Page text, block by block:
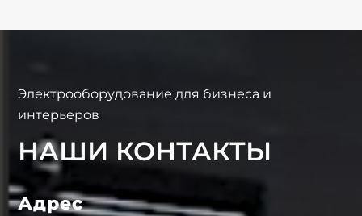
Электрооборудование для бизнеса и
интерьеров
НАШИ КОНТАКТЫ
Адрес